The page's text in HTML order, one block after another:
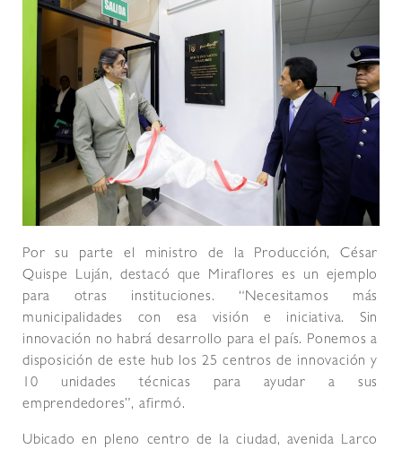
Por su parte el ministro de la Producción, César
Quispe Luján, destacó que Miraflores es un ejemplo
para otras instituciones. “Necesitamos más
municipalidades con esa visión e iniciativa. Sin
innovación no habrá desarrollo para el país. Ponemos a
disposición de este hub los 25 centros de innovación y
10 unidades técnicas para ayudar a sus
emprendedores”, afirmó.
Ubicado en pleno centro de la ciudad, avenida Larco